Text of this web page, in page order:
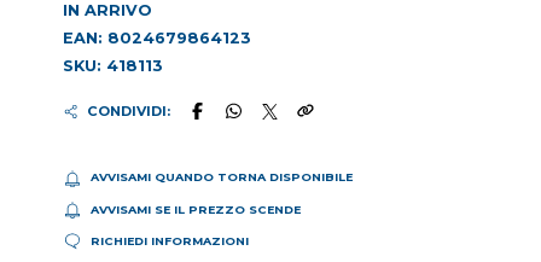
IN ARRIVO
EAN: 8024679864123
SKU: 418113
CONDIVIDI:
AVVISAMI QUANDO TORNA DISPONIBILE
AVVISAMI SE IL PREZZO SCENDE
RICHIEDI INFORMAZIONI